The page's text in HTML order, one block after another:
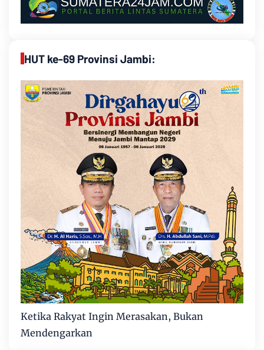
HUT ke-69 Provinsi Jambi:
Ketika Rakyat Ingin Merasakan, Bukan
Mendengarkan